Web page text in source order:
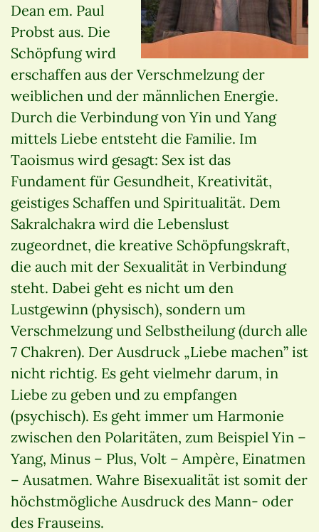
Dean em. Paul
Probst aus. Die
Schöpfung wird
erschaffen aus der Verschmelzung der
weiblichen und der männlichen Energie.
Durch die Verbindung von Yin und Yang
mittels Liebe entsteht die Familie. Im
Taoismus wird gesagt: Sex ist das
Fundament für Gesundheit, Kreativität,
geistiges Schaffen und Spiritualität. Dem
Sakralchakra wird die Lebenslust
zugeordnet, die kreative Schöpfungskraft,
die auch mit der Sexualität in Verbindung
steht. Dabei geht es nicht um den
Lustgewinn (physisch), sondern um
Verschmelzung und Selbstheilung (durch alle
7 Chakren). Der Ausdruck „Liebe machen” ist
nicht richtig. Es geht vielmehr darum, in
Liebe zu geben und zu empfangen
(psychisch). Es geht immer um Harmonie
zwischen den Polaritäten, zum Beispiel Yin –
Yang, Minus – Plus, Volt – Ampère, Einatmen
– Ausatmen. Wahre Bisexualität ist somit der
höchstmögliche Ausdruck des Mann- oder
des Frauseins.